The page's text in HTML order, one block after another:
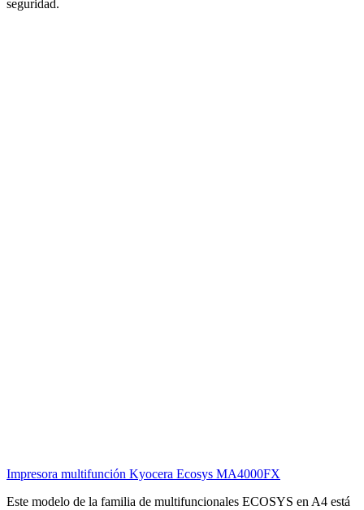
seguridad.
Impresora multifunción Kyocera Ecosys MA4000FX
Este modelo de la familia de multifuncionales ECOSYS en A4 está